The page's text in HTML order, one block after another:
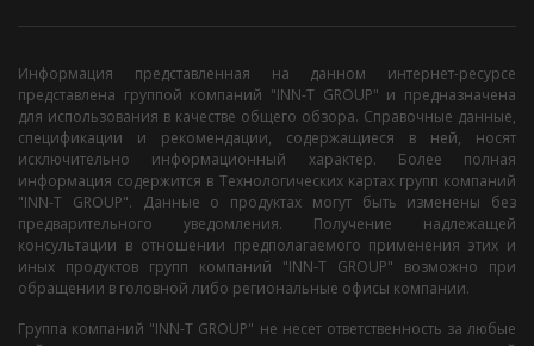
Информация представленная на данном интернет-ресурсе
представлена группой компаний "INN-T GROUP" и предназначена
для использования в качестве общего обзора. Справочные данные,
спецификации и рекомендации, содержащиеся в ней, носят
исключительно информационный характер. Более полная
информация содержится в Технологических картах групп компаний
"INN-T GROUP". Данные о продуктах могут быть изменены без
предварительного уведомления. Получение надлежащей
консультации в отношении предполагаемого применения этих и
иных продуктов групп компаний "INN-T GROUP" возможно при
обращении в головной либо региональные офисы компании.
Группа компаний "INN-T GROUP" не несет ответственность за любые